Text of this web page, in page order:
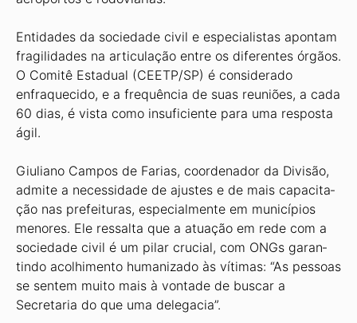
Entidades da sociedade civil e es­pecialistas apontam
fragilidades na ar­ticulação entre os diferentes órgãos.
O Comitê Estadual (CEETP/SP) é conside­rado
enfraquecido, e a frequência de suas reuniões, a cada
60 dias, é vista como in­suficiente para uma resposta
ágil.
Giuliano Campos de Farias, coor­denador da Divisão,
admite a neces­sidade de ajustes e de mais capacita­
ção nas prefeituras, especialmente em municípios
menores. Ele ressalta que a atuação em rede com a
sociedade civil é um pilar crucial, com ONGs garan­
tindo acolhimento humanizado às víti­mas: “As pessoas
se sentem muito mais à vontade de buscar a
Secretaria do que uma delegacia”.